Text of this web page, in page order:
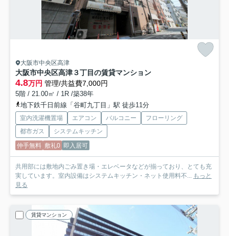
大阪市中央区高津
大阪市中央区高津３丁目の賃貸マンション
4.8万円 管理/共益費7,000円
5階 / 21.00㎡ / 1R /築38年
地下鉄千日前線「谷町九丁目」駅 徒歩11分
室内洗濯機置場 エアコン バルコニー
フローリング
都市ガス
システムキッチン
仲手無料 敷礼0 即入居可
共用部には敷地内ごみ置き場・エレベータなどが揃っており、とても充
実しています。室内設備はシステムキッチン・ネット使用料不...
もっと
見る
賃貸マンション